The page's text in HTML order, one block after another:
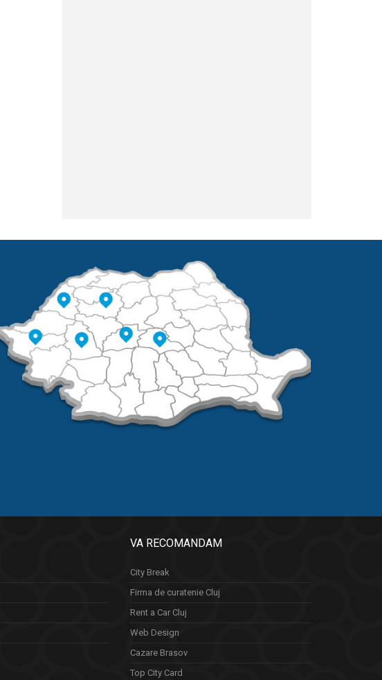
VA RECOMANDAM
City Break
Firma de curatenie Cluj
Rent a Car Cluj
Web Design
Cazare Brasov
Top City Card